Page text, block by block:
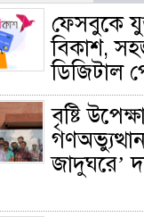
ফেসবুকে
বিকাশ,
ডিজিটাল
বৃষ্টি
জাদুঘরে’